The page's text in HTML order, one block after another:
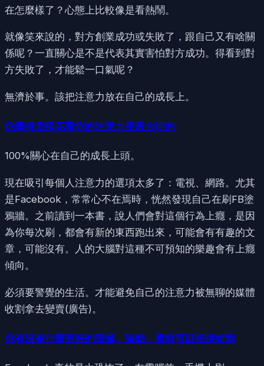
在怎麼樣了？心態上比較像是看熱鬧。
就像笑來說的，對方創業成功或失敗了，跟自己又有啥關
係呢？一直關心是不是代表其實害怕對方成功。得看到對
方失敗了，才能鬆一口氣呢？
無濟於事。該把注意力放在自己的成長上。
你覺得怎樣花費你的注意力是最合理的
100%關心在自己的成長上頭。
現在吸引每個人注意力的選項太多了：電視、網路。尤其
是Facebook，常常心不在焉時，恍然發現自己在刷FB塗
鴉牆。之前讀到一本書，說人們會對這個行為上癮，是因
為你每次刷，都會有新的東西跑出來，可能會有有趣的文
章，可能沒有。人的大腦對這種不可預知的樂趣會有上癮
傾向。
必須要警覺的生活。才能避免自己的注意力被無聊的媒體
收割拿去變賣(廣告)。
你有沒有什麼更好的證據、論點、素材可以提供給我